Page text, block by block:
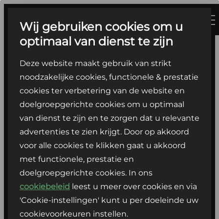
naar
inhoud
Vragen?
Wij helpen je
graag verder.
Vragen over Louwman BYD, onze modellen of
een andere vraag? Neem dan gerust contact
met ons op, zodat wij je verder kunnen helpen.
Wij gebruiken cookies om u
optimaal van dienst te zijn
Deze website maakt gebruik van strikt
noodzakelijke cookies, functionele & prestatie
cookies ter verbetering van de website en
doelgroepgerichte cookies om u optimaal
van dienst te zijn en te zorgen dat u relevante
advertenties te zien krijgt. Door op akkoord
voor alle cookies te klikken gaat u akkoord
met functionele, prestatie en
doelgroepgerichte cookies. In ons
cookiebeleid leest u meer over cookies en via
'Cookie-instellingen' kunt u per doeleinde uw
cookievoorkeuren instellen.